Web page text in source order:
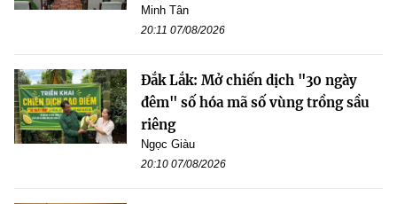
Minh Tân
20:11 07/08/2026
Đắk Lắk: Mở chiến dịch "30 ngày
đêm" số hóa mã số vùng trồng sầu
riêng
Ngọc Giàu
20:10 07/08/2026